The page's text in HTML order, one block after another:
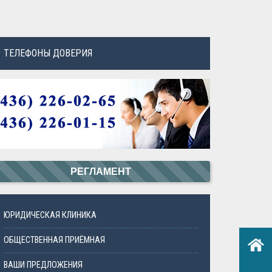
ТЕЛЕФОНЫ ДОВЕРИЯ
РЕГЛАМЕНТ
ЮРИДИЧЕСКАЯ КЛИНИКА
ОБЩЕСТВЕННАЯ ПРИЁМНАЯ
ВАШИ ПРЕДЛОЖЕНИЯ